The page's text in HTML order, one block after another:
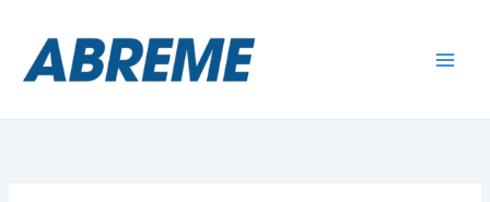
content